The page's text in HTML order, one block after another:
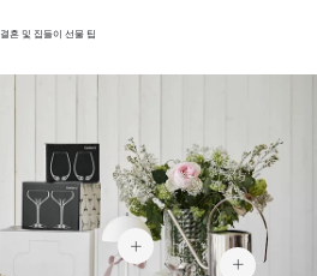
결혼 및 집들이 선물 팁
₩209,500